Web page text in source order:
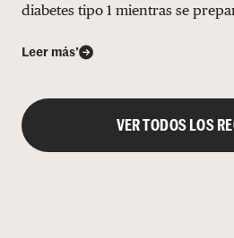
diabetes tipo 1 mientras se
Leer más’
VER TODOS LOS